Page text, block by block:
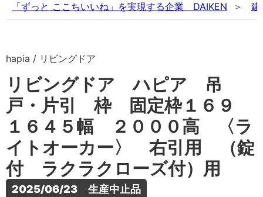
「ずっと ここちいいね」を実現する企業 DAIKEN 建
hapia / リビングドア
リビングドア ハピア 吊
戸・片引 枠 固定枠１６９
１６４５幅 ２０００高 〈ラ
イトオーカー〉 右引用 （錠
付 ラクラクローズ付）用
2025/06/23　生産中止品